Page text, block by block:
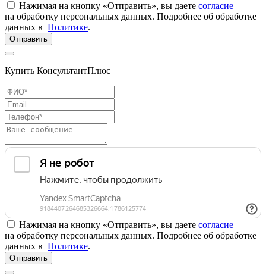
Нажимая на кнопку «Отправить», вы даете согласие
на обработку персональных данных. Подробнее об обработке
данных в Политике.
Отправить
Купить КонсультантПлюс
Нажимая на кнопку «Отправить», вы даете согласие
на обработку персональных данных. Подробнее об обработке
данных в Политике.
Отправить